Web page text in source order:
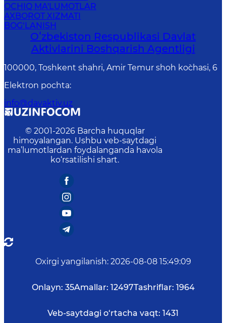
OCHIQ MA'LUMOTLAR
AXBOROT XIZMATI
BOG‘LANISH
Oʻzbekiston Respublikasi Davlat
Aktivlarini Boshqarish Agentligi
100000, Toshkent shahri, Amir Temur shoh ko`chasi, 6
Elektron pochta:
info@davaktiv.uz
© 2001-2026 Barcha huquqlar
himoyalangan. Ushbu veb-saytdagi
ma’lumotlardan foydalanganda havola
ko‘rsatilishi shart.
Oxirgi yangilanish: 2026-08-08 15:49:09
Onlayn: 35Amallar: 12497Tashriflar: 1964
Veb-saytdagi o‘rtacha vaqt: 1431